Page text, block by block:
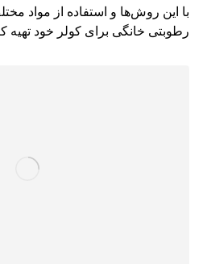
با این روش‌ها و استفاده از مواد
رطوبتی خانگی برای کولر خود تهیه